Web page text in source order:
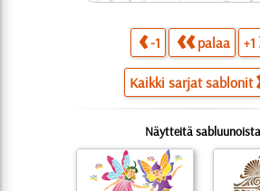
-1 palaa +1
Kaikki sarjat sablonit
Näytteitä sabluunoista